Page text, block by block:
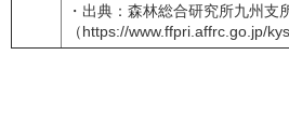
・出典：森林総合研究所九州
（https://www.ffpri.affrc.go.jp/